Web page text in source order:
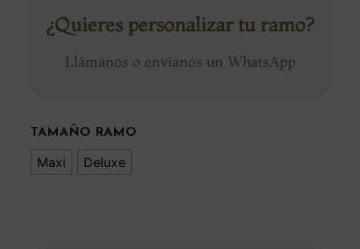
¿Quieres personalizar tu ramo?
Llámanos o envíanos un WhatsApp
TAMAÑO RAMO
Maxi Deluxe